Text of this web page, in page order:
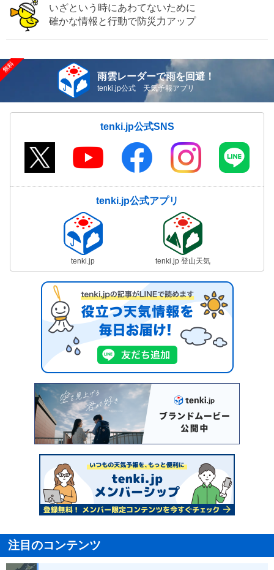
いざという時にあわてないために
確かな情報と行動で防災力アップ
雨雲レーダーで雨を回避！
tenki.jp公式 天気予報アプリ
tenki.jp公式SNS
tenki.jp公式アプリ
tenki.jp tenki.jp 登山天気
注目のコンテンツ